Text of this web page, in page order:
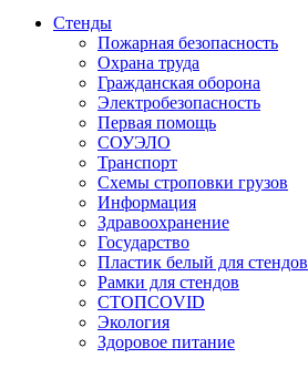
Стенды
Пожарная безопасность
Охрана труда
Гражданская оборона
Электробезопасность
Первая помощь
СОУЭЛО
Транспорт
Схемы строповки грузов
Информация
Здравоохранение
Государство
Пластик белый для стендов
Рамки для стендов
СТОПCOVID
Экология
Здоровое питание